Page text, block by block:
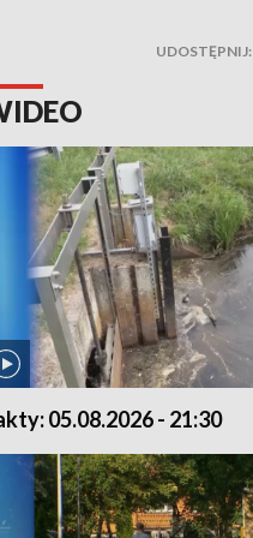
UDOSTĘPNIJ:
05.08.2026 - 21:30